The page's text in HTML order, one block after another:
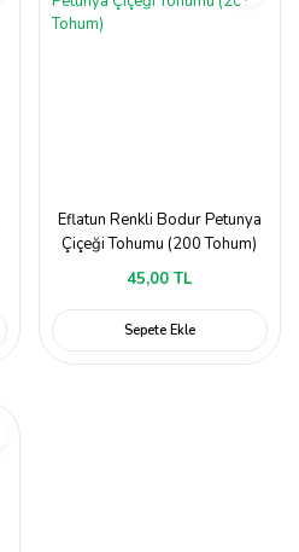
Eflatun Renkli Bodur Petunya
Çiçeği Tohumu (200 Tohum)
45,00 TL
Sepete Ekle